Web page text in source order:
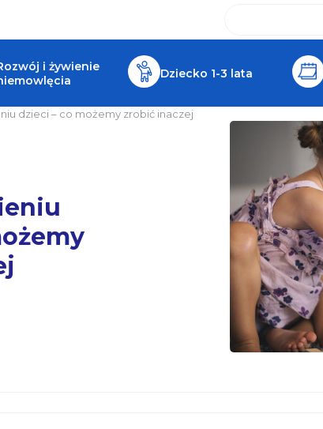
i żywienie
Dziecko 1-3 lata
dzieci – co możemy zrobić inaczej